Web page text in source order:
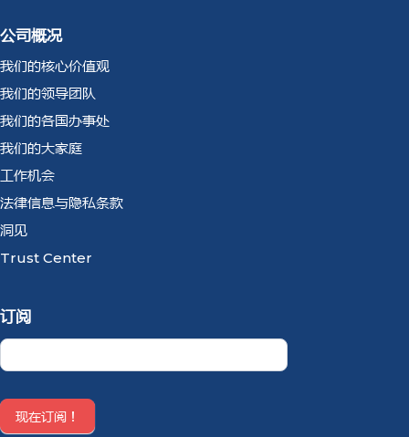
公司概况
我们的核心价值观
我们的领导团队
我们的各国办事处
我们的大家庭
工作机会
法律信息与隐私条款
洞见
Trust Center
订阅
Newsletter
CN
现在订阅！